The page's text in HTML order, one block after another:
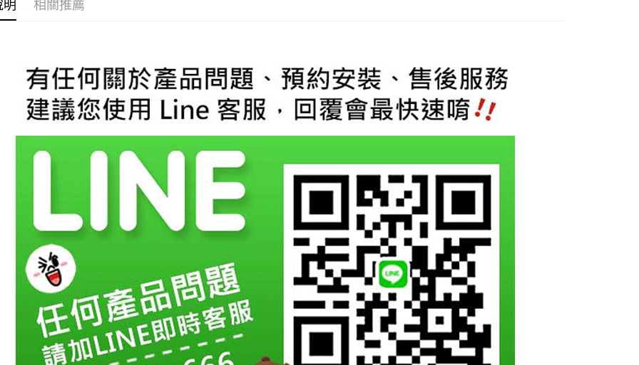
【注意事項】
１．透過由恩沛科技股份有限公司提供之「AFTEE先享後付」服務完成之
交易，需依本服務之必要範圍內提供個人資料，並將交易相關給付款項請
求債權轉讓予恩沛科技股份有限公司。
https://aftee.tw/terms/#terms3
３．未成年的使用者請事先徵得法定代理人或監護人之同意方可使用
「AFTEE先享後付」，若未經同意申辦者引起之損失，本公司不負相關責
４．使用「AFTEE先享後付」時，將依據個別帳號之用戶狀況，依本公司
即時審查核予不同之上限額度；若仍有額度不足之情形，本公司將視審查
結果請求用戶進行身份認證。
５．嚴禁一人註冊多個帳號或使用他人資訊註冊。若發現惡意使用之情
形，恩沛科技股份有限公司將有權停止該用戶之使用額度並採取法律行
明 相關推薦